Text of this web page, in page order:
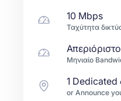
10 Mbps
Ταχύτητα
Απεριόριστο
Μηνιαίο
1 Dedicated
or Announce